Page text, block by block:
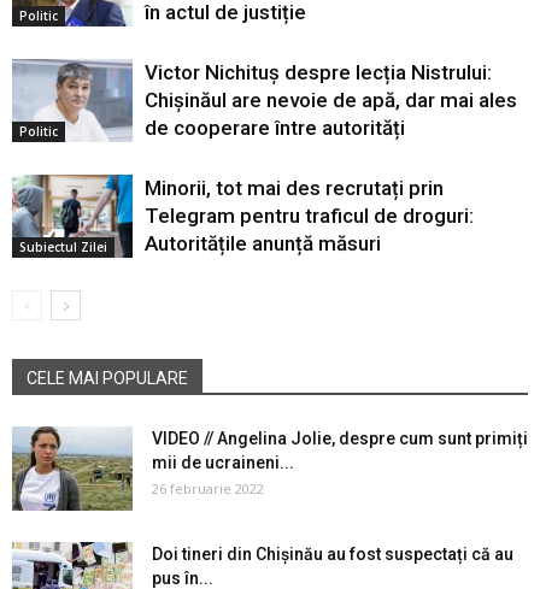
Politic în actul de justiție
Politic
Victor Nichituș despre lecția Nistrului:
Chișinăul are nevoie de apă, dar mai ales
de cooperare între autorități
Subiectul Zilei
Minorii, tot mai des recrutați prin
Telegram pentru traficul de droguri:
Autoritățile anunță măsuri
CELE MAI POPULARE
VIDEO // Angelina Jolie, despre cum sunt primiți
mii de ucraineni...
26 februarie 2022
Doi tineri din Chișinău au fost suspectați că au
pus în...